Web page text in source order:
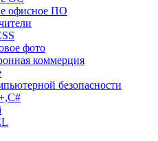
офисное ПО
фото
коммерция
безопасности